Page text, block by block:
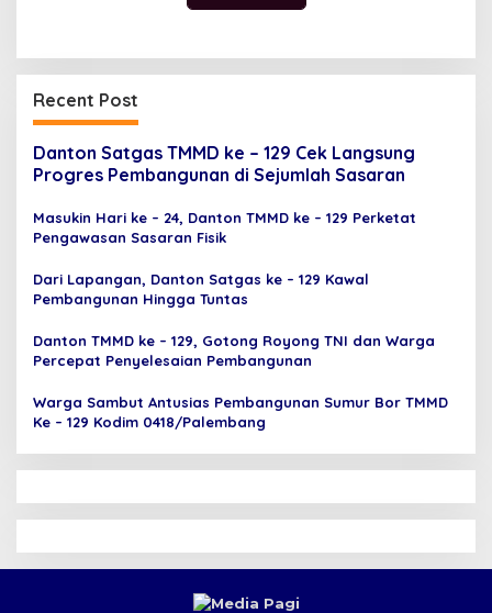
Recent Post
Danton Satgas TMMD ke – 129 Cek Langsung
Progres Pembangunan di Sejumlah Sasaran
Masukin Hari ke – 24, Danton TMMD ke – 129 Perketat
Pengawasan Sasaran Fisik
Dari Lapangan, Danton Satgas ke – 129 Kawal
Pembangunan Hingga Tuntas
Danton TMMD ke – 129, Gotong Royong TNI dan Warga
Percepat Penyelesaian Pembangunan
Warga Sambut Antusias Pembangunan Sumur Bor TMMD
Ke – 129 Kodim 0418/Palembang